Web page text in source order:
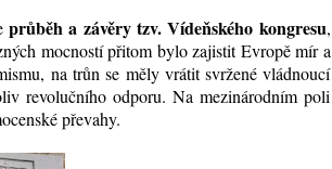
průběh a závěry tzv. Vídeňského kongresu,
mocností přitom bylo zajistit Evropě mír a
na trůn se měly vrátit svržené vládnoucí
revolučního odporu. Na mezinárodním poli
převahy.